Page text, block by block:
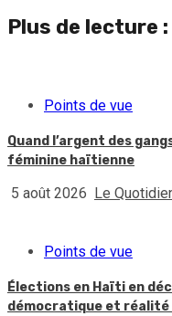
Plus de lecture :
Points de vue
Quand l’argent des
féminine haïtienne
5 août 2026 Le
Points de vue
Élections en Haïti en
démocratique et